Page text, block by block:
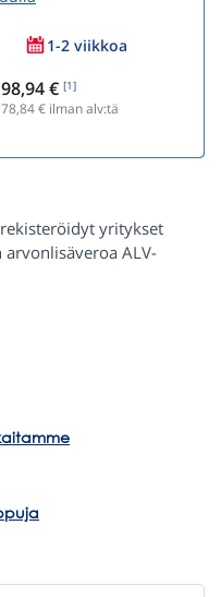
1-2 viikkoa
98,94 € [1]
78,84€ ilman alv:tä
yritykset
ALV-